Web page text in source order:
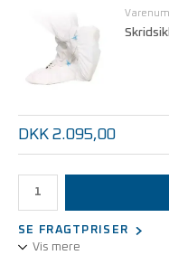
DKK 2.095,00
SE FRAGTPRISER
Vis mere